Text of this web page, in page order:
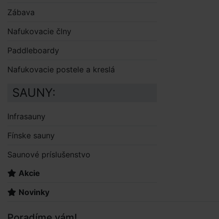
Zábava
Nafukovacie člny
Paddleboardy
Nafukovacie postele a kreslá
SAUNY:
Infrasauny
Fínske sauny
Saunové príslušenstvo
Akcie
Novinky